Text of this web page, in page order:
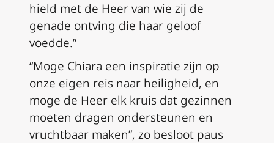
hield met de Heer van wie zij de
genade ontving die haar geloof
voedde.”
“Moge Chiara een inspiratie zijn op
onze eigen reis naar heiligheid, en
moge de Heer elk kruis dat gezinnen
moeten dragen ondersteunen en
vruchtbaar maken”, zo besloot paus